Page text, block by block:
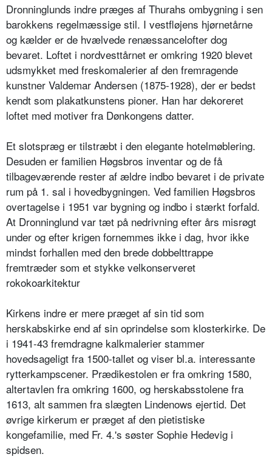
Dronninglunds indre præges af Thurahs ombygning i sen
barokkens regelmæssige stil. I vestfløjens hjørnetårne
og kælder er de hvælvede renæssancelofter dog
bevaret. Loftet i nordvesttårnet er omkring 1920 blevet
udsmykket med freskomalerier af den fremragende
kunstner Valdemar Andersen (1875-1928), der er bedst
kendt som plakatkunstens pioner. Han har dekoreret
loftet med motiver fra Dønkongens datter.
Et slotspræg er tilstræbt i den elegante hotelmøblering.
Desuden er familien Høgsbros inventar og de få
tilbageværende rester af ældre indbo bevaret i de private
rum på 1. sal i hovedbygningen. Ved familien Høgsbros
overtagelse i 1951 var bygning og indbo i stærkt forfald.
At Dronninglund var tæt på nedrivning efter års misrøgt
under og efter krigen fornemmes ikke i dag, hvor ikke
mindst forhallen med den brede dobbelttrappe
fremtræder som et stykke velkonserveret
rokokoarkitektur
Kirkens indre er mere præget af sin tid som
herskabskirke end af sin oprindelse som klosterkirke. De
i 1941-43 fremdragne kalkmalerier stammer
hovedsageligt fra 1500-tallet og viser bl.a. interessante
rytterkampscener. Prædikestolen er fra omkring 1580,
altertavlen fra omkring 1600, og herskabsstolene fra
1613, alt sammen fra slægten Lindenows ejertid. Det
øvrige kirkerum er præget af den pietistiske
kongefamilie, med Fr. 4.'s søster Sophie Hedevig i
spidsen.